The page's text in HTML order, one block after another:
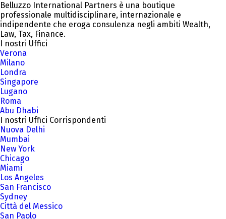
Belluzzo International Partners è una boutique
professionale multidisciplinare, internazionale e
indipendente che eroga consulenza negli ambiti Wealth,
Law, Tax, Finance.
I nostri Uffici
Verona
Milano
Londra
Singapore
Lugano
Roma
Abu Dhabi
I nostri Uffici Corrispondenti
Nuova Delhi
Mumbai
New York
Chicago
Miami
Los Angeles
San Francisco
Sydney
Città del Messico
San Paolo